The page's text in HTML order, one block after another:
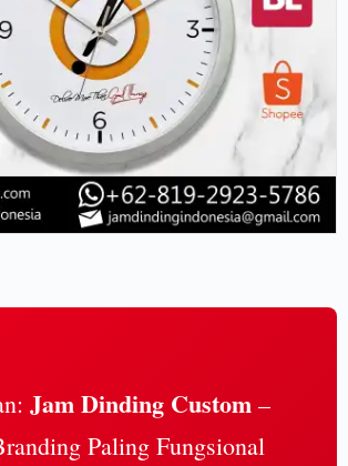
Jam Dinding Custom –
Paling Fungsional